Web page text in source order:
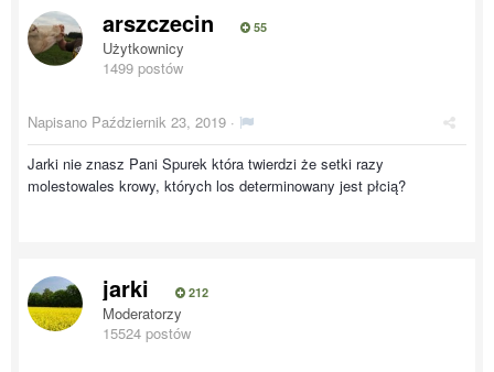
arszczecin 55
Użytkownicy
1499 postów
Napisano Październik 23, 2019 ·
Jarki nie znasz Pani Spurek która twierdzi że setki razy
molestowales krowy, których los determinowany jest płcią?
jarki 212
Moderatorzy
15524 postów